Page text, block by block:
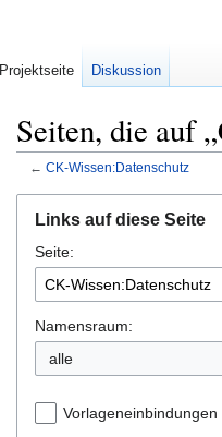
Seiten, die auf
← CK-Wissen:Datenschutz
Navigation
springen
Suche
springen
Links auf diese Seite
Seite:
Namensraum:
alle
Vorlageneinbindungen
Projektseite Diskussion